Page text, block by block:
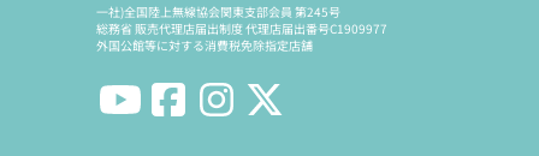
一社)全国陸上無線協会関東支部会員 第245号
総務省 販売代理店届出制度 代理店届出番号C1909977
外国公館等に対する消費税免除指定店舗